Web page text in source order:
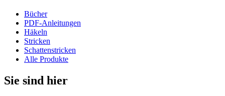
Bücher
PDF-Anleitungen
Häkeln
Stricken
Schattenstricken
Alle Produkte
Sie sind hier